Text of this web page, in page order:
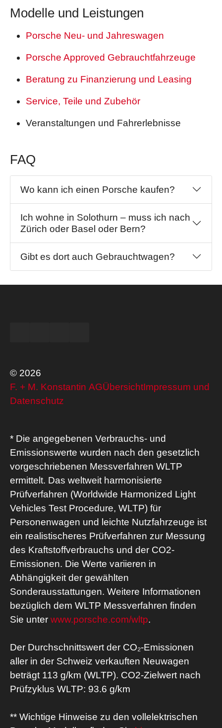
Modelle und Leistungen
Porsche Neu- und Jahreswagen
Porsche Approved Gebrauchtfahrzeuge
Beratung zu Finanzierung und Leasing
Service, Teile und Zubehör
Veranstaltungen und Fahrerlebnisse
FAQ
Wo kann ich einen Porsche kaufen?
Ich wohne in Solothurn – muss ich nach
Zürich oder Basel oder Bern?
Gibt es dort auch Gebrauchtwagen?
© 2026
F. + M. Konstantin AGÜbersichtImpressum und
Datenschutz
* Die angegebenen Verbrauchs- und
Emissionswerte wurden nach den gesetzlich
vorgeschriebenen Messverfahren WLTP
ermittelt. Das weltweit harmonisierte
Prüfverfahren (Worldwide Harmonized Light
Vehicles Test Procedure, WLTP) für
Personenwagen und leichte Nutzfahrzeuge ist
ein realistischeres Prüfverfahren zur Messung
des Kraftstoffverbrauchs und der CO2-
Emissionen. Die Werte variieren in
Abhängigkeit der gewählten
Sonderausstattungen. Weitere Informationen
bezüglich dem WLTP Messverfahren finden
Sie unter www.porsche.com/wltp.
Der Durchschnittswert der CO₂-Emissionen
aller in der Schweiz verkauften Neuwagen
beträgt 113 g/km (WLTP). CO2-Zielwert nach
Prüfzyklus WLTP: 93.6 g/km
** Wichtige Hinweise zu den vollelektrischen